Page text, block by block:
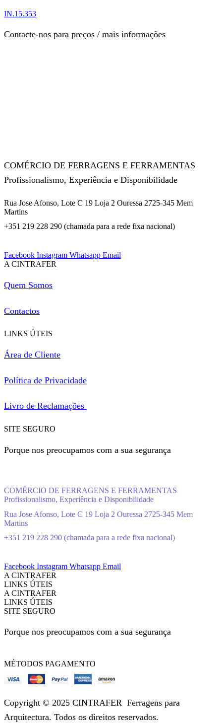
IN.15.353
Contacte-nos para preços / mais informações
COMÉRCIO DE FERRAGENS E FERRAMENTAS
Profissionalismo, Experiência e Disponibilidade
Rua Jose Afonso, Lote C 19 Loja 2 Ouressa 2725-345 Mem
Martins
+351 219 228 290 (chamada para a rede fixa nacional)
Facebook Instagram Whatsapp Email
A CINTRAFER
Quem Somos
Contactos
LINKS ÚTEIS
Área de Cliente
Política de Privacidade
Livro de Reclamações
SITE SEGURO
Porque nos preocupamos com a sua segurança
COMÉRCIO DE FERRAGENS E FERRAMENTAS
Profissionalismo, Experiência e Disponibilidade
Rua Jose Afonso, Lote C 19 Loja 2 Ouressa 2725-345 Mem
Martins
+351 219 228 290 (chamada para a rede fixa nacional)
Facebook Instagram Whatsapp Email
A CINTRAFER
LINKS ÚTEIS
A CINTRAFER
LINKS ÚTEIS
SITE SEGURO
Porque nos preocupamos com a sua segurança
MÉTODOS PAGAMENTO
Copyright © 2025 CINTRAFER Ferragens para
Arquitectura. Todos os direitos reservados.